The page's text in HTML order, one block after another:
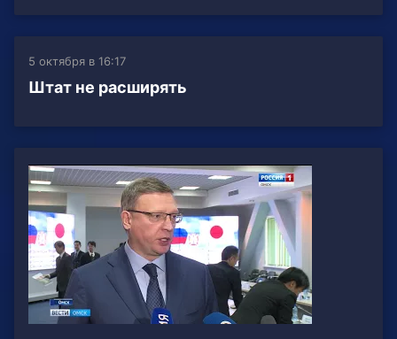
5 октября в 16:17
Штат не расширять